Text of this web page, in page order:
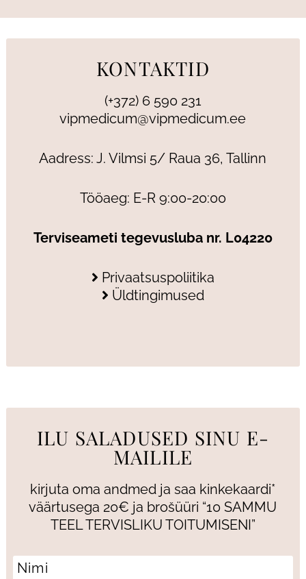
KONTAKTID
(+372) 6 590 231
vipmedicum@vipmedicum.ee
Aadress: J. Vilmsi 5/ Raua 36, Tallinn
Tööaeg: E-R 9:00-20:00
Terviseameti tegevusluba nr. L04220
Privaatsuspoliitika
Üldtingimused
ILU SALADUSED SINU E-
MAILILE
kirjuta oma andmed ja saa kinkekaardi*
väärtusega 20€ ja brošüüri “10 SAMMU
TEEL TERVISLIKU TOITUMISENI”